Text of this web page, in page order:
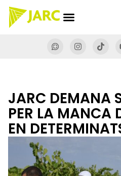
JARC DEMANA
PER LA MANCA
EN